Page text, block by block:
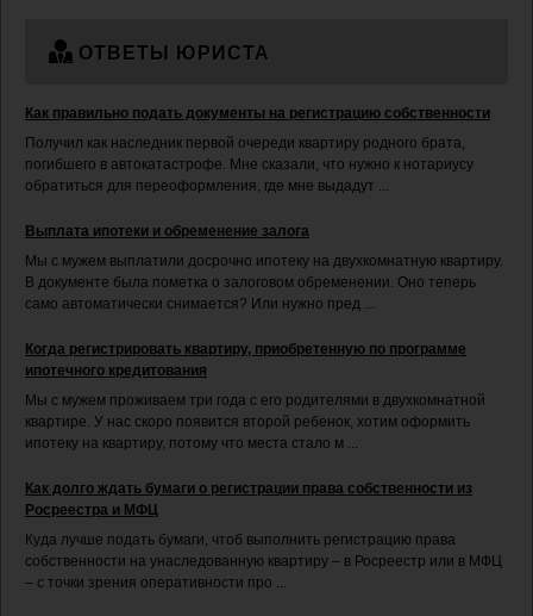
ОТВЕТЫ ЮРИСТА
Как правильно подать документы на регистрацию собственности
Получил как наследник первой очереди квартиру родного брата,
погибшего в автокатастрофе. Мне сказали, что нужно к нотариусу
обратиться для переоформления, где мне выдадут ...
Выплата ипотеки и обременение залога
Мы с мужем выплатили досрочно ипотеку на двухкомнатную квартиру.
В документе была пометка о залоговом обременении. Оно теперь
само автоматически снимается? Или нужно пред ...
Когда регистрировать квартиру, приобретенную по программе
ипотечного кредитования
Мы с мужем проживаем три года с его родителями в двухкомнатной
квартире. У нас скоро появится второй ребенок, хотим оформить
ипотеку на квартиру, потому что места стало м ...
Как долго ждать бумаги о регистрации права собственности из
Росреестра и МФЦ
Куда лучше подать бумаги, чтоб выполнить регистрацию права
собственности на унаследованную квартиру – в Росреестр или в МФЦ
– с точки зрения оперативности про ...